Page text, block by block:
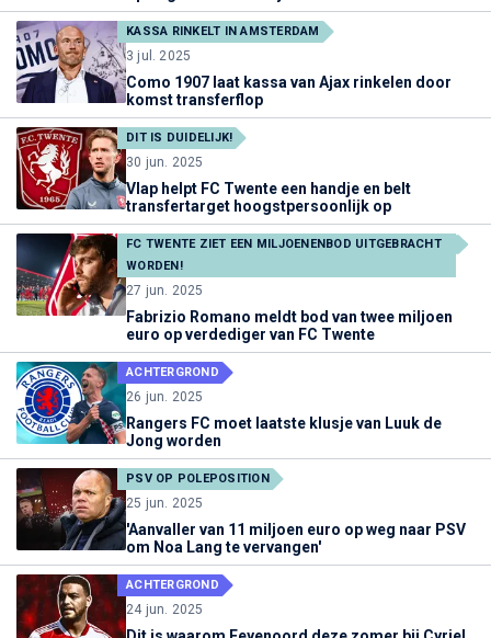
KASSA RINKELT IN AMSTERDAM
3 jul. 2025
Como 1907 laat kassa van Ajax rinkelen door
komst transferflop
DIT IS DUIDELIJK!
30 jun. 2025
Vlap helpt FC Twente een handje en belt
transfertarget hoogstpersoonlijk op
FC TWENTE ZIET EEN MILJOENENBOD UITGEBRACHT
WORDEN!
27 jun. 2025
Fabrizio Romano meldt bod van twee miljoen
euro op verdediger van FC Twente
ACHTERGROND
26 jun. 2025
Rangers FC moet laatste klusje van Luuk de
Jong worden
PSV OP POLEPOSITION
25 jun. 2025
'Aanvaller van 11 miljoen euro op weg naar PSV
om Noa Lang te vervangen'
ACHTERGROND
24 jun. 2025